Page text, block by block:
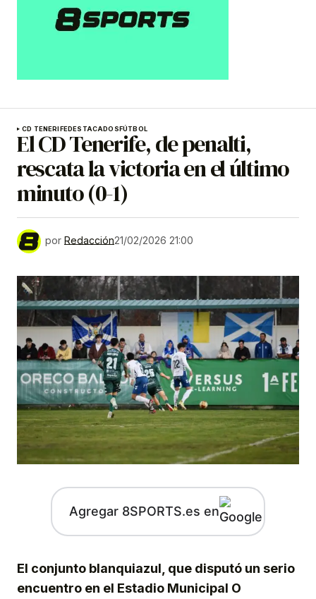
CD TENERIFEDESTACADOSFÚTBOL
El CD Tenerife, de penalti,
rescata la victoria en el último
minuto (0-1)
por Redacción21/02/2026 21:00
Agregar 8SPORTS.es en
El conjunto blanquiazul, que disputó un serio
encuentro en el Estadio Municipal O